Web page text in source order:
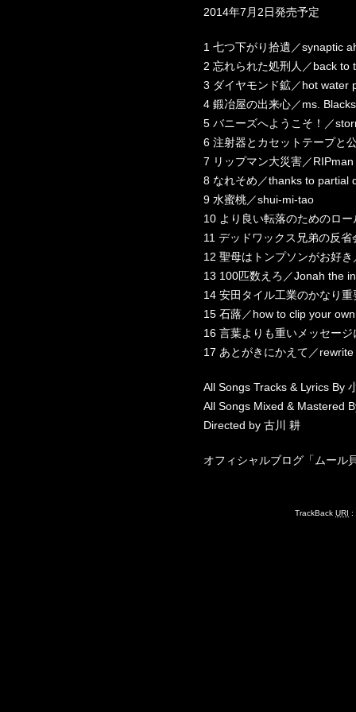
2014年7月2日発売予定
1 七つ下がり拾遺／synaptic
2 忘れられた処刑人／back to
3 ダイヤモンド鉱／hot water
4 鍛冶屋の出来心／ms.
5 バニーズへようこそ！／
6 注射器とカセットテープと
7 リップマン大災害／
8 なれそめ／thanks to partial
9 水蜜桃／shui-mi-tao
10 より良い転落のためのロ
11 デッドワックス兄弟の反省
12 聖母はトンプソンがお好
13 100匹数えろ／Jonah the
14 安田タイル工業のかなり
15 石蕗／how to clip your
16 言葉よりも重いメッセー
17 あとがきにかえて／
All Songs Tracks & Lyrics By
All Songs Mixed & Mastered
Directed by 古川 耕
オフィシャルブログ「ムール
TrackBack URI :